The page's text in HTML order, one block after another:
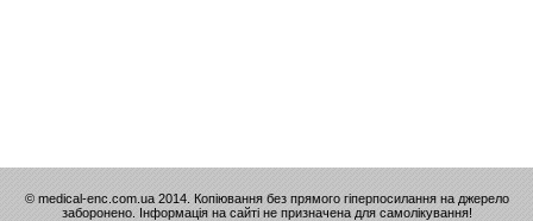
© medical-enc.com.ua 2014. Копіювання без прямого гіперпосилання на джерело
заборонено. Інформація на сайті не призначена для самолікування!